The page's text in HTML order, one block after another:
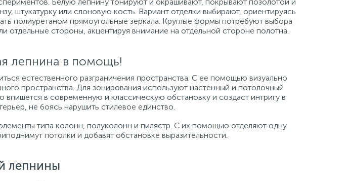
штукатурку или слоновую кость. Вариант отделки выбирают, ориентируясь
полиуретаном прямоугольные зеркала. Круглые формы потребуют выбора
стороны, акцентируя внимание на отдельной стороне полотна.
лепнина в помощь!
естественного разграничения пространства. С ее помощью визуально
пространства. Для зонирования используют настенный и потолочный
в современную и классическую обстановку и создаст интригу в
не боясь нарушить стилевое единство.
типа колонн, полуколонн и пилястр. С их помощью отделяют одну
потолки и добавят обстановке выразительности.
лепнины